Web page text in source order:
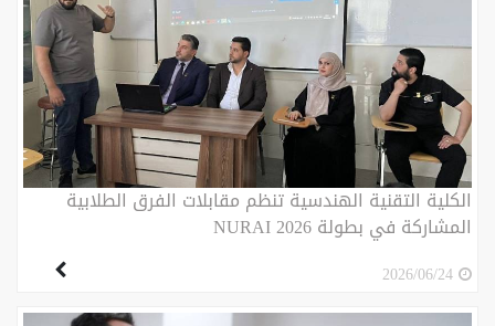
الكلية التقنية الهندسية تنظم مقابلات الفرق الطلابية
المشاركة في بطولة NURAI 2026
2026/06/24